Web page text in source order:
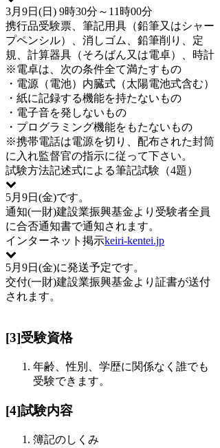
3月9日(日) 9時30分～11時00分
携行品受験票、筆記用具（鉛筆又はシャー
プペンシル）、消しゴム、鉛筆削り、定
規、計算器具（そろばん又は電卓）、時計
※電卓は、次の条件全て満たすもの
・電源（電池）内臓式（太陽電池式含む）
・紙に記録する機能を持たないもの
・電子音を発しないもの
・プログラミング機能をもたないもの
※携帯電話は電源を切り、配布された封筒
に入れ監督官の指示に従って下さい。
試験方法記述式による筆記試験（4題）
5月9日(金)です。
通知(一財)建設業振興基金より受験者全員
に合否通知書で通知されます。
インターネット掲示keiri-kentei.jp
5月9日(金)に発送予定です。
交付(一財)建設業振興基金より証書が送付
されます。
[3]受験資格
年齢、性別、学歴に関係なく誰でも
受験できます。
[4]試験内容
簿記のしくみ